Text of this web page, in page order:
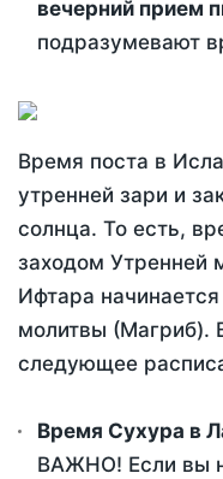
вечерний прием
подразумевают
Время поста в
утренней зари и
солнца. То есть,
заходом Утренней
Ифтара
молитвы (Магриб).
следующее
Время Сухура в
ВАЖНО! Если вы